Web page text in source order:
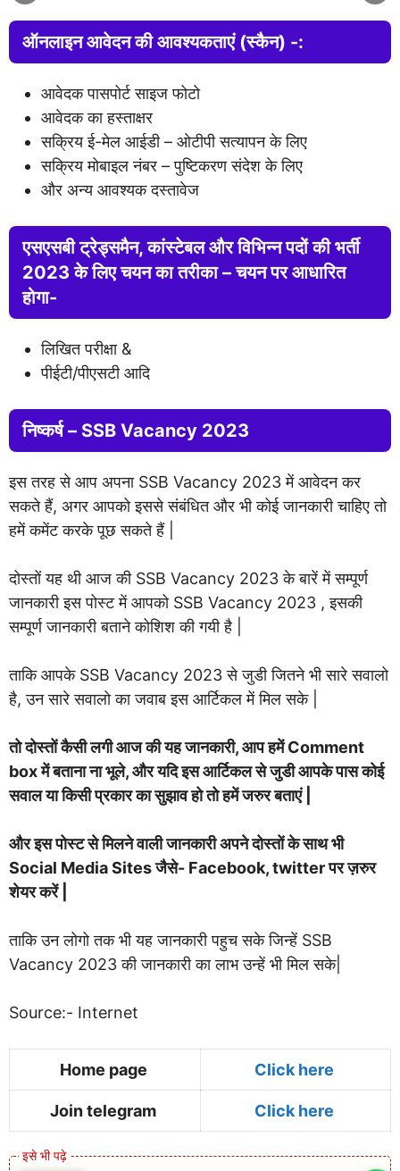
ऑनलाइन आवेदन की आवश्यकताएं (स्कैन) -:
आवेदक पासपोर्ट साइज फोटो
आवेदक का हस्ताक्षर
सक्रिय ई-मेल आईडी – ओटीपी सत्यापन के लिए
सक्रिय मोबाइल नंबर – पुष्टिकरण संदेश के लिए
और अन्य आवश्यक दस्तावेज
एसएसबी ट्रेड्समैन, कांस्टेबल और विभिन्न पदों की भर्ती
2023 के लिए चयन का तरीका – चयन पर आधारित
होगा-
लिखित परीक्षा &
पीईटी/पीएसटी आदि
निष्कर्ष – SSB Vacancy 2023
इस तरह से आप अपना SSB Vacancy 2023 में आवेदन कर
सकते हैं, अगर आपको इससे संबंधित और भी कोई जानकारी चाहिए तो
हमें कमेंट करके पूछ सकते हैं |
दोस्तों यह थी आज की SSB Vacancy 2023 के बारें में सम्पूर्ण
जानकारी इस पोस्ट में आपको SSB Vacancy 2023 , इसकी
सम्पूर्ण जानकारी बताने कोशिश की गयी है |
ताकि आपके SSB Vacancy 2023 से जुडी जितने भी सारे सवालो
है, उन सारे सवालो का जवाब इस आर्टिकल में मिल सके |
तो दोस्तों कैसी लगी आज की यह जानकारी, आप हमें Comment
box में बताना ना भूले, और यदि इस आर्टिकल से जुडी आपके पास कोई
सवाल या किसी प्रकार का सुझाव हो तो हमें जरुर बताएं |
और इस पोस्ट से मिलने वाली जानकारी अपने दोस्तों के साथ भी
Social Media Sites जैसे- Facebook, twitter पर ज़रुर
शेयर करें |
ताकि उन लोगो तक भी यह जानकारी पहुच सके जिन्हें SSB
Vacancy 2023 की जानकारी का लाभ उन्हें भी मिल सके|
Source:- Internet
Home page Click here
Join telegram Click here